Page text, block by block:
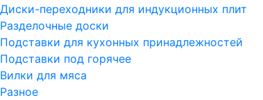
Диски-переходники для индукционных плит
Разделочные доски
Подставки для кухонных принадлежностей
Подставки под горячее
Вилки для мяса
Разное